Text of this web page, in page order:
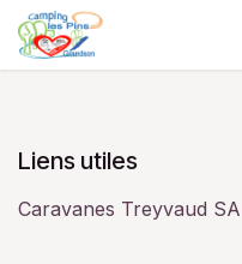
Se rendre au contenu
Liens utiles
Caravanes Treyvaud SA